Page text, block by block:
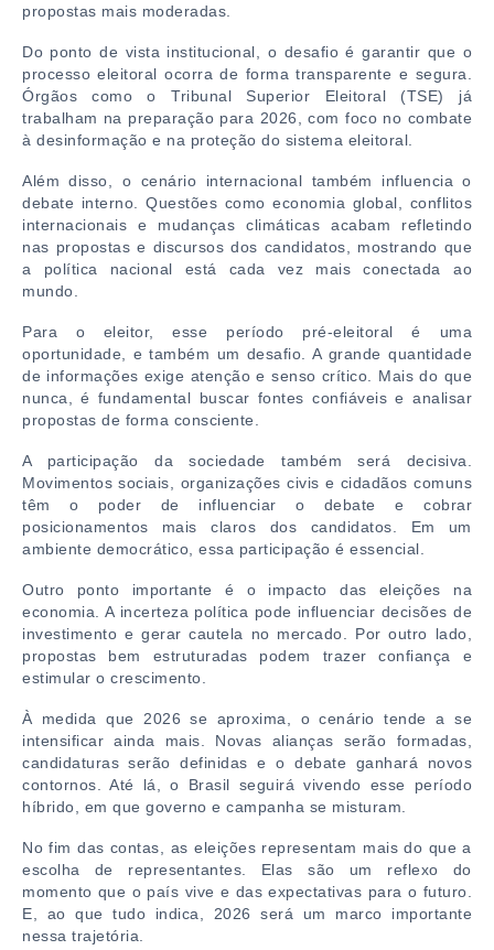
propostas mais moderadas.
Do ponto de vista institucional, o desafio é garantir que o
processo eleitoral ocorra de forma transparente e segura.
Órgãos como o Tribunal Superior Eleitoral (TSE) já
trabalham na preparação para 2026, com foco no combate
à desinformação e na proteção do sistema eleitoral.
Além disso, o cenário internacional também influencia o
debate interno. Questões como economia global, conflitos
internacionais e mudanças climáticas acabam refletindo
nas propostas e discursos dos candidatos, mostrando que
a política nacional está cada vez mais conectada ao
mundo.
Para o eleitor, esse período pré-eleitoral é uma
oportunidade, e também um desafio. A grande quantidade
de informações exige atenção e senso crítico. Mais do que
nunca, é fundamental buscar fontes confiáveis e analisar
propostas de forma consciente.
A participação da sociedade também será decisiva.
Movimentos sociais, organizações civis e cidadãos comuns
têm o poder de influenciar o debate e cobrar
posicionamentos mais claros dos candidatos. Em um
ambiente democrático, essa participação é essencial.
Outro ponto importante é o impacto das eleições na
economia. A incerteza política pode influenciar decisões de
investimento e gerar cautela no mercado. Por outro lado,
propostas bem estruturadas podem trazer confiança e
estimular o crescimento.
À medida que 2026 se aproxima, o cenário tende a se
intensificar ainda mais. Novas alianças serão formadas,
candidaturas serão definidas e o debate ganhará novos
contornos. Até lá, o Brasil seguirá vivendo esse período
híbrido, em que governo e campanha se misturam.
No fim das contas, as eleições representam mais do que a
escolha de representantes. Elas são um reflexo do
momento que o país vive e das expectativas para o futuro.
E, ao que tudo indica, 2026 será um marco importante
nessa trajetória.